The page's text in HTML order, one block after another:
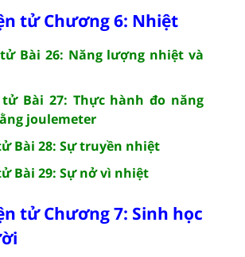
tử Chương 6: Nhiệt
Bài 26: Năng lượng nhiệt và
Bài 27: Thực hành đo năng
joulemeter
Bài 28: Sự truyền nhiệt
Bài 29: Sự nở vì nhiệt
tử Chương 7: Sinh học